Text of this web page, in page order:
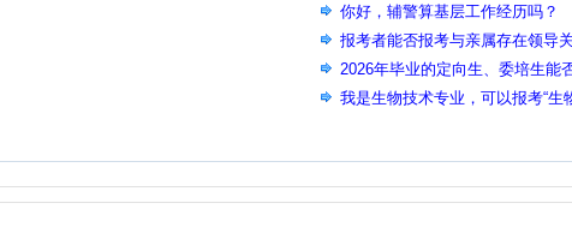
你好，辅警算基层工作经历吗？
报考者能否报考与亲属存在领导
2026年毕业的定向生、委培生能
我是生物技术专业，可以报考“生